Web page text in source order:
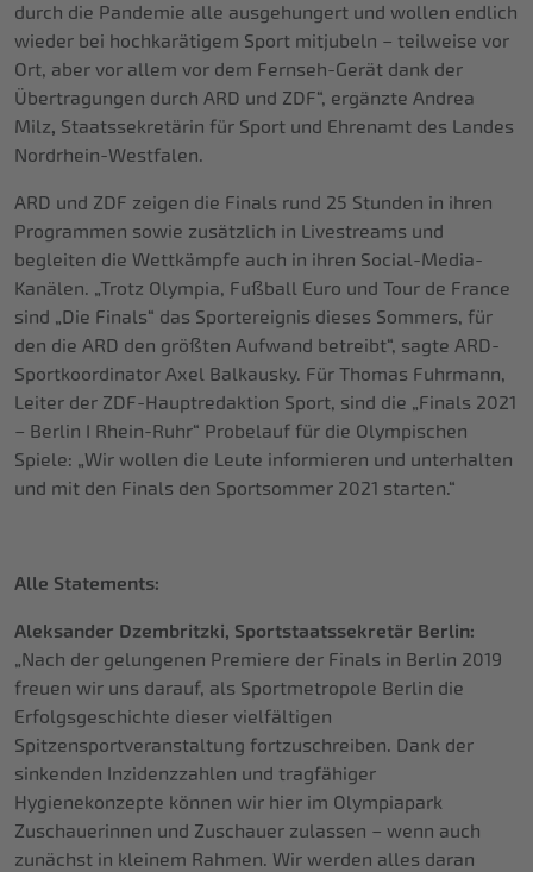
durch die Pandemie alle ausgehungert und wollen endlich
wieder bei hochkarätigem Sport mitjubeln – teilweise vor
Ort, aber vor allem vor dem Fernseh-Gerät dank der
Übertragungen durch ARD und ZDF“, ergänzte Andrea
Milz, Staatssekretärin für Sport und Ehrenamt des Landes
Nordrhein-Westfalen.
ARD und ZDF zeigen die Finals rund 25 Stunden in ihren
Programmen sowie zusätzlich in Livestreams und
begleiten die Wettkämpfe auch in ihren Social-Media-
Kanälen. „Trotz Olympia, Fußball Euro und Tour de France
sind „Die Finals“ das Sportereignis dieses Sommers, für
den die ARD den größten Aufwand betreibt“, sagte ARD-
Sportkoordinator Axel Balkausky. Für Thomas Fuhrmann,
Leiter der ZDF-Hauptredaktion Sport, sind die „Finals 2021
– Berlin I Rhein-Ruhr“ Probelauf für die Olympischen
Spiele: „Wir wollen die Leute informieren und unterhalten
und mit den Finals den Sportsommer 2021 starten.“
Alle Statements:
Aleksander Dzembritzki, Sportstaatssekretär Berlin:
„Nach der gelungenen Premiere der Finals in Berlin 2019
freuen wir uns darauf, als Sportmetropole Berlin die
Erfolgsgeschichte dieser vielfältigen
Spitzensportveranstaltung fortzuschreiben. Dank der
sinkenden Inzidenzzahlen und tragfähiger
Hygienekonzepte können wir hier im Olympiapark
Zuschauerinnen und Zuschauer zulassen – wenn auch
zunächst in kleinem Rahmen. Wir werden alles daran